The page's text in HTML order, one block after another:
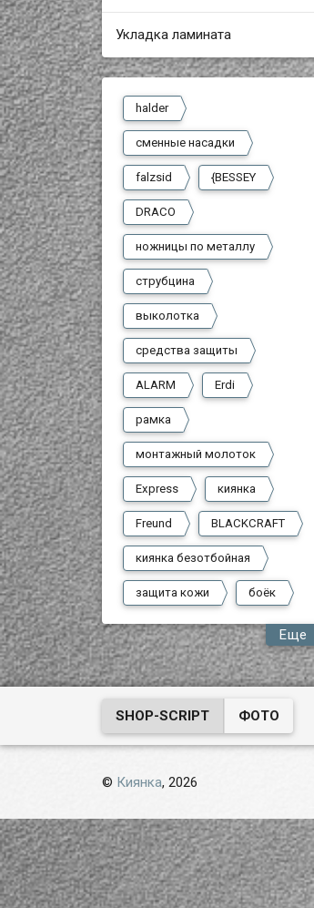
Укладка ламината
halder
сменные насадки
falzsid {BESSEY
DRACO
ножницы по металлу
струбцина
выколотка
средства защиты
ALARM Erdi
рамка
монтажный молоток
Express киянка
Freund BLACKCRAFT
киянка безотбойная
защита кожи боёк
Еще
SHOP-SCRIPT ФОТО
© Киянка, 2026